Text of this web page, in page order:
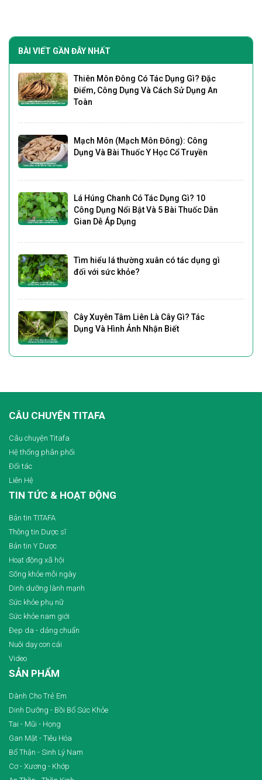
BÀI VIẾT GẦN ĐÂY NHẤT
Thiên Môn Đông Có Tác Dụng Gì? Đặc
Điểm, Công Dụng Và Cách Sử Dụng An
Toàn
Mạch Môn (Mạch Môn Đông): Công
Dụng Và Bài Thuốc Y Học Cổ Truyền
Lá Húng Chanh Có Tác Dụng Gì? 10
Công Dụng Nổi Bật Và 5 Bài Thuốc Dân
Gian Dễ Áp Dụng
Tìm hiểu lá thường xuân có tác dụng gì
đối với sức khỏe?
Cây Xuyên Tâm Liên Là Cây Gì? Tác
Dụng Và Hình Ảnh Nhận Biết
CÂU CHUYỆN TITAFA
Câu chuyện Titafa
Hệ thống phân phối
Đối tác
Liên Hệ
TIN TỨC & HOẠT ĐỘNG
Bản tin TITAFA
Thông tin Dược sĩ
Bản tin Y Dược
Hoạt động xã hội
Sống khỏe mỗi ngày
Dinh dưỡng lành mạnh
Sức khỏe phụ nữ
Sức khỏe nam giới
Đẹp da - dáng chuẩn
Nuôi dạy con cái
Video
SẢN PHẨM
Dành Cho Trẻ Em
Dinh Dưỡng - Bồi Bổ Sức Khỏe
Tai - Mũi - Họng
Gan Mật - Tiêu Hóa
Bổ Thận - Sinh Lý Nam
Cơ - Xương - Khớp